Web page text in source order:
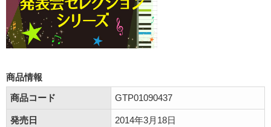
商品情報
商品コード
GTP01090437
発売日 2014年3月18日